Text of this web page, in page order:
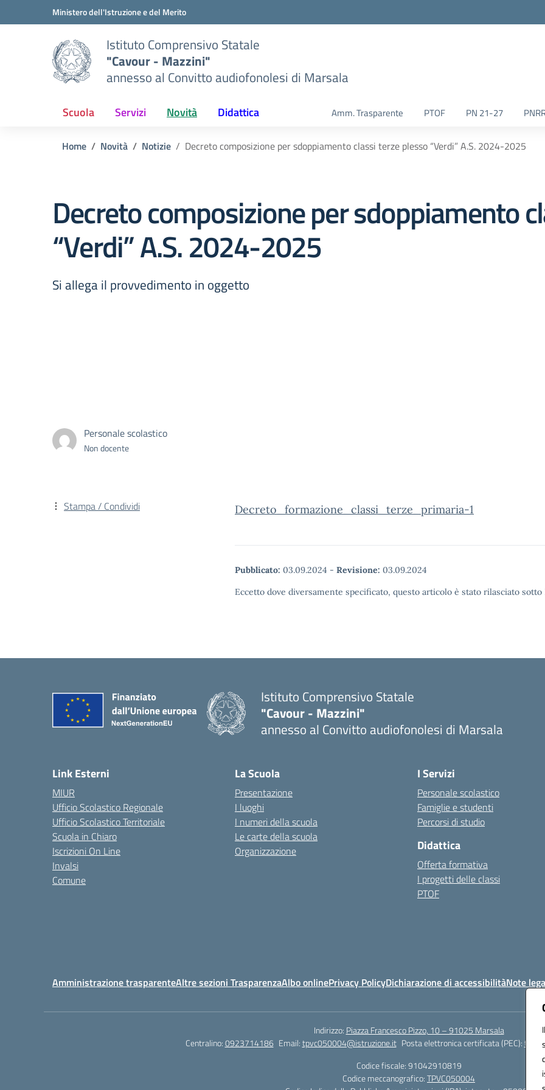
Vai ai contenuti
Vai al menu di navigazioneMinistero dell'Istruzione e del Merito
Istituto Comprensivo Statale
"Cavour - Mazzini"
annesso al Convitto audiofonolesi di Marsala
Scuola Servizi Novità Didattica Amm. Trasparente PTOF PN 21-27
Home Novità Notizie Decreto composizione per sdoppiamento classi terze plesso “Verdi” A.S. 2024-2025
Decreto composizione per sdoppiamento
“Verdi” A.S. 2024-2025
Si allega il provvedimento in oggetto
Personale scolastico
Non docente
Decreto_formazione_classi_terze_primaria-1
Pubblicato: 03.09.2024 - Revisione: 03.09.2024
Eccetto dove diversamente specificato, questo articolo è stato rilasciato
Stampa / Condividi
Istituto Comprensivo Statale
"Cavour - Mazzini"
annesso al Convitto audiofonolesi di Marsala
Link Esterni
MIUR
Ufficio Scolastico Regionale
Ufficio Scolastico Territoriale
Scuola in Chiaro
Iscrizioni On Line
Invalsi
Comune
La Scuola
Presentazione
I luoghi
I numeri della scuola
Le carte della scuola
Organizzazione
I Servizi
Personale scolastico
Famiglie e studenti
Percorsi di studio
Didattica
Offerta formativa
I progetti delle classi
PTOF
Amministrazione trasparenteAltre sezioni TrasparenzaAlbo onlinePrivacy PolicyDichiarazione di accessibilitàNote
Indirizzo: Piazza Francesco Pizzo, 10 – 91025 Marsala
Centralino:0923714186 Email:tpvc050004@istruzione.it Posta elettronica certificata (PEC):
Codice fiscale: 91042910819
Codice meccanografico:TPVC050004